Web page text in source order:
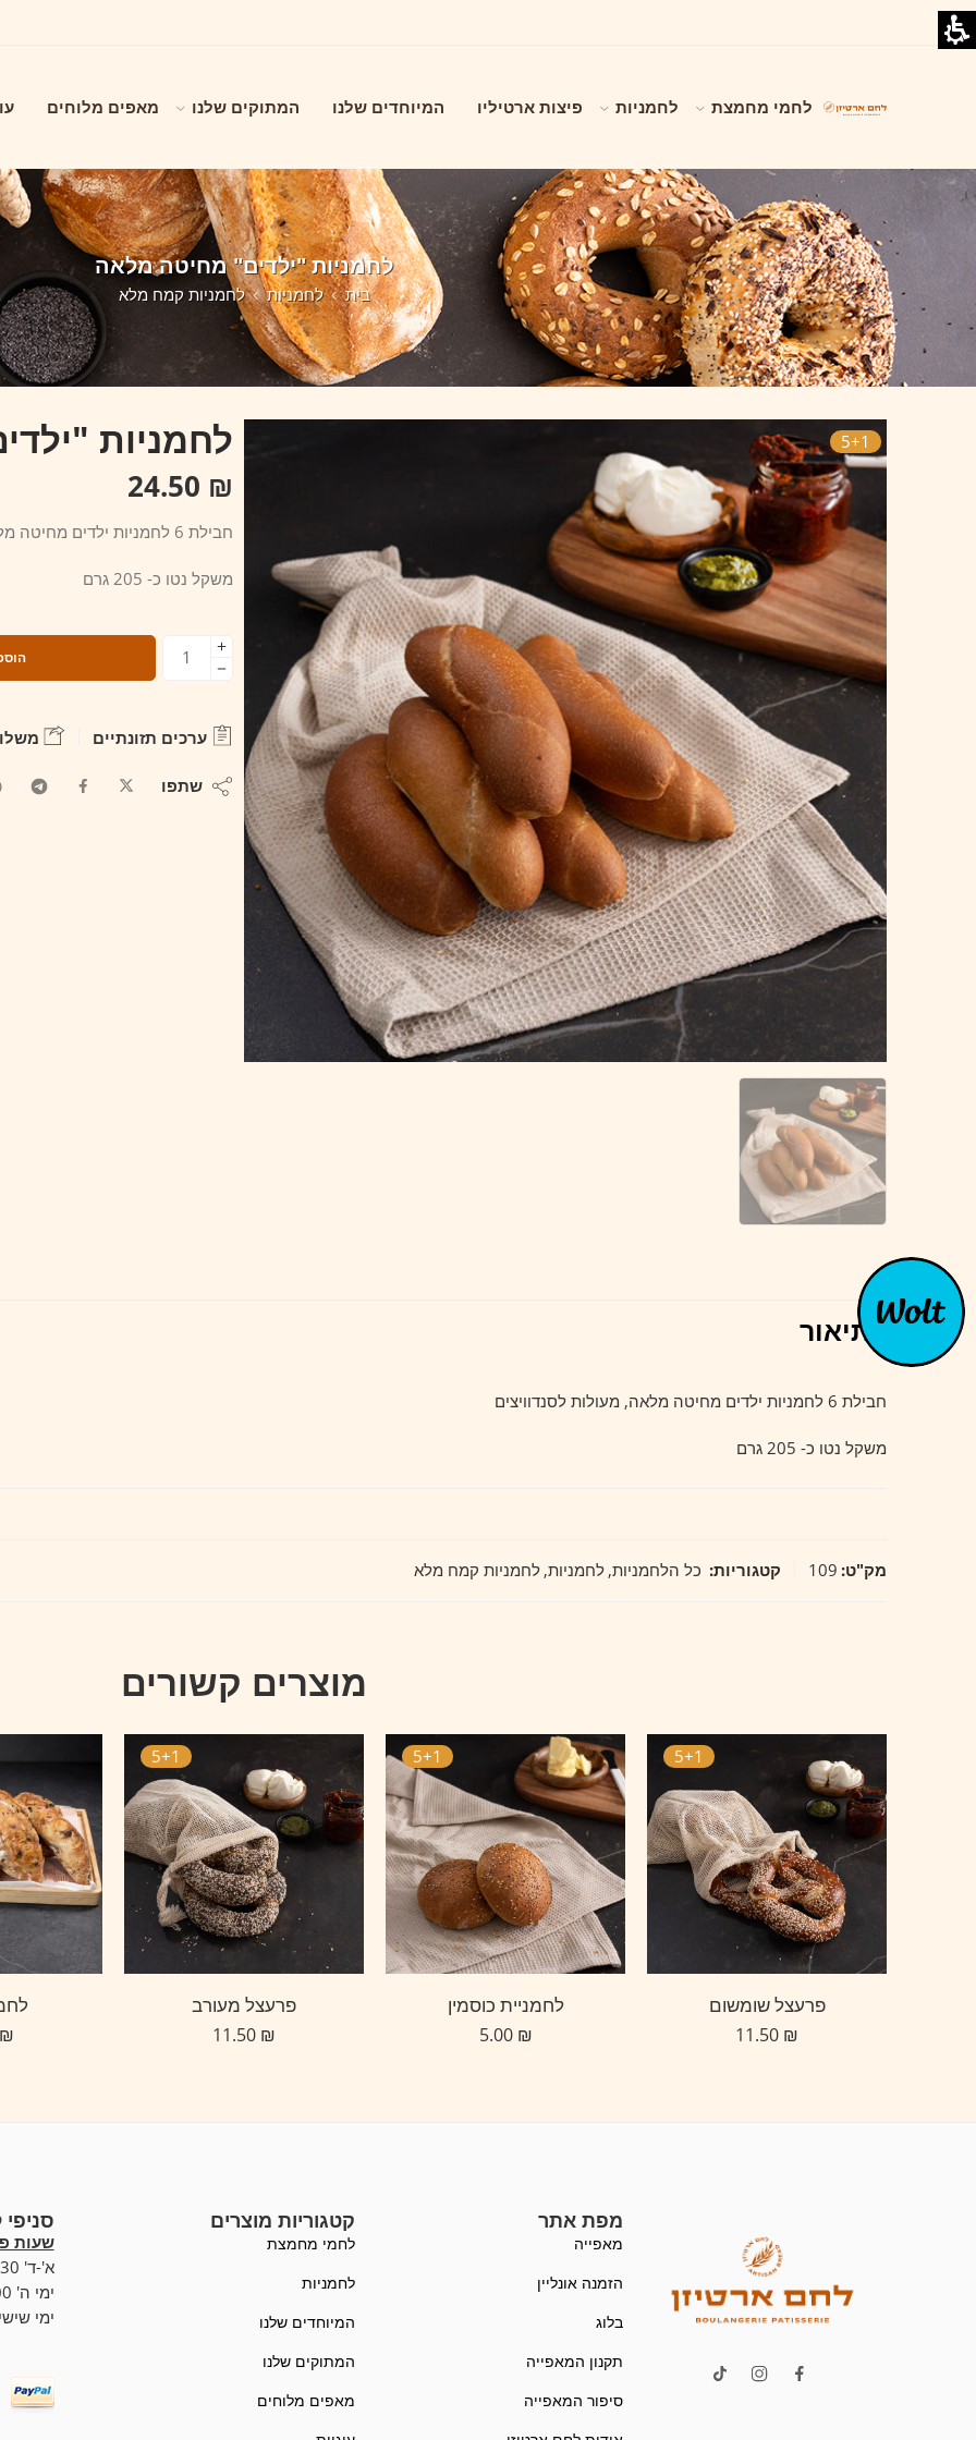
לחמי מחמצת לחמניות פיצות ארטיליו המיוחדים שלנו המתוקים שלנו מאפים מלוחים
לחמניות "ילדים" מחיטה מלאה
בית לחמניות לחמניות קמח מלא
5+1 לחמניות
₪
חבילת 6 לחמניות ילדים מחיטה מלאה, מעולות לסנדוויצים
משקל נטו כ- 205 גרם
ערכים תזונתיים
שתפו
תיאור
חבילת 6 לחמניות ילדים מחיטה מלאה, מעולות לסנדוויצים
משקל נטו כ- 205 גרם
מק"ט: 109 קטגוריות: כל הלחמניות, לחמניות, לחמניות קמח מלא
מוצרים קשורים
5+1
פרעצל שומשום
₪
5+1
לחמניית כוסמין
₪
5.00
5+1
פרעצל מעורב
₪
₪
מפת אתר
מאפייה
הזמנה אונליין
בלוג
תקנון המאפייה
סיפור המאפייה
קטגוריות מוצרים
לחמי מחמצת
לחמניות
המיוחדים שלנו
המתוקים שלנו
מאפים מלוחים
שעות
א'-ד' 07:00-19:30,
ימי ה' 07:00-20:00
ימי שישי 07:00-